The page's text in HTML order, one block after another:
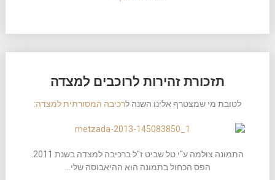
תזכורת זהירות לרוכבים למצדה
לטובת מי שמצטרף אלינו השנה לרכיבה המסורתית למצדה:
הפס הכחול בתמונה הוא ההיאבוסה שלי…